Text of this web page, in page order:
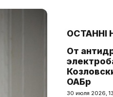
ОСТАННІ
От
ОАБр
30 июля 2026,